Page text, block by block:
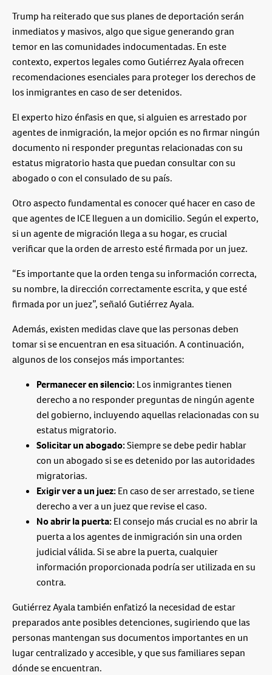
Trump ha reiterado que sus planes de deportación serán
inmediatos y masivos, algo que sigue generando gran
temor en las comunidades indocumentadas. En este
contexto, expertos legales como Gutiérrez Ayala ofrecen
recomendaciones esenciales para proteger los derechos de
los inmigrantes en caso de ser detenidos.
El experto hizo énfasis en que, si alguien es arrestado por
agentes de inmigración, la mejor opción es no firmar ningún
documento ni responder preguntas relacionadas con su
estatus migratorio hasta que puedan consultar con su
abogado o con el consulado de su país.
Otro aspecto fundamental es conocer qué hacer en caso de
que agentes de ICE lleguen a un domicilio. Según el experto,
si un agente de migración llega a su hogar, es crucial
verificar que la orden de arresto esté firmada por un juez.
“Es importante que la orden tenga su información correcta,
su nombre, la dirección correctamente escrita, y que esté
firmada por un juez”, señaló Gutiérrez Ayala.
Además, existen medidas clave que las personas deben
tomar si se encuentran en esa situación. A continuación,
algunos de los consejos más importantes:
Permanecer en silencio: Los inmigrantes tienen
derecho a no responder preguntas de ningún agente
del gobierno, incluyendo aquellas relacionadas con su
estatus migratorio.
Solicitar un abogado:Siempre se debe pedir hablar
con un abogado si se es detenido por las autoridades
migratorias.
Exigir ver a un juez: En caso de ser arrestado, se tiene
derecho a ver a un juez que revise el caso.
No abrir la puerta: El consejo más crucial es no abrir la
puerta a los agentes de inmigración sin una orden
judicial válida. Si se abre la puerta, cualquier
información proporcionada podría ser utilizada en su
contra.
Gutiérrez Ayala también enfatizó la necesidad de estar
preparados ante posibles detenciones, sugiriendo que las
personas mantengan sus documentos importantes en un
lugar centralizado y accesible, y que sus familiares sepan
dónde se encuentran.